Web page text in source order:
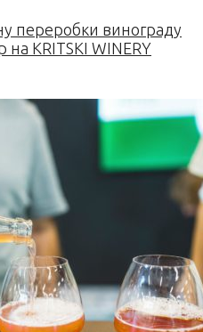
переробки винограду
KRITSKI WINERY